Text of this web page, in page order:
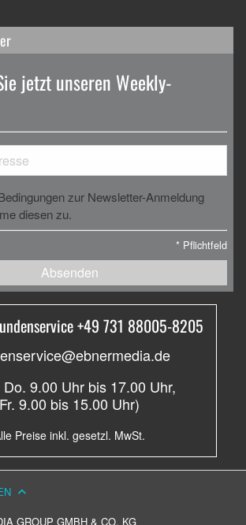
jetzt unseren Weekly-
zur Newsletter-Anmeldung
diesen zu.
* Pflichtfeld
Absenden
+49 731 88005-8205
9.00 Uhr bis 17.00 Uhr,
Fr. 9.00 bis 15.00 Uhr)
Preise inkl. gesetzl. MwSt.
GROUP GMBH & CO. KG